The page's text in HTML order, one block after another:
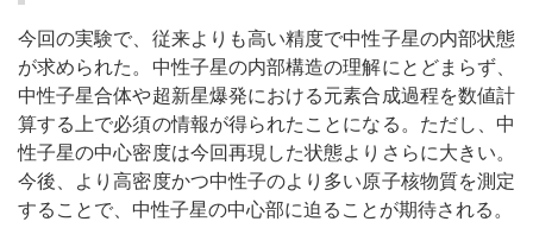
今回の実験で、従来よりも高い精度で中性子星の内部状態
が求められた。中性子星の内部構造の理解にとどまらず、
中性子星合体や超新星爆発における元素合成過程を数値計
算する上で必須の情報が得られたことになる。ただし、中
性子星の中心密度は今回再現した状態よりさらに大きい。
今後、より高密度かつ中性子のより多い原子核物質を測定
することで、中性子星の中心部に迫ることが期待される。